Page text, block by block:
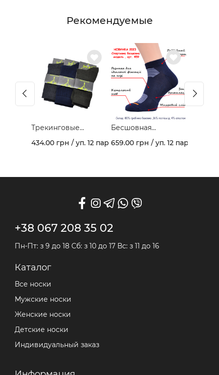
Рекомендуемые
Трекинговые
демисезонные
носки 403В
434.00 грн / уп. 12 пар
Бесшовная
спортивная модель
из гребеночного
659.00 грн / уп. 12 пар
+38 067 208 35 02
Пн-Пт: з 9 до 18 Сб: з 10 до 17 Вс: з 11 до 16
Каталог
Все носки
Мужские носки
Женские носки
Детские носки
Индивидуальный заказ